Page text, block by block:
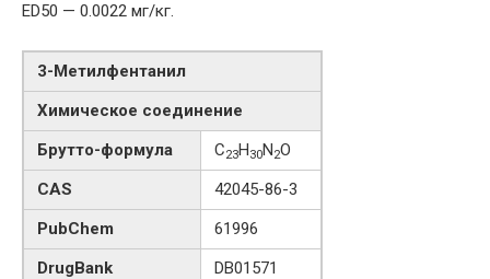
ED50 — 0.0022 мг/кг.
3-Метилфентанил
Химическое соединение
Брутто-формула
C23H30N2O
CAS
42045-86-3
PubChem
61996
DrugBank
DB01571